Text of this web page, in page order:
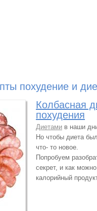
похудение и
Колбасная
похудения
Диетами в наши
Но чтобы диета
что- то новое.
Попробуем
секрет, и как
калорийный